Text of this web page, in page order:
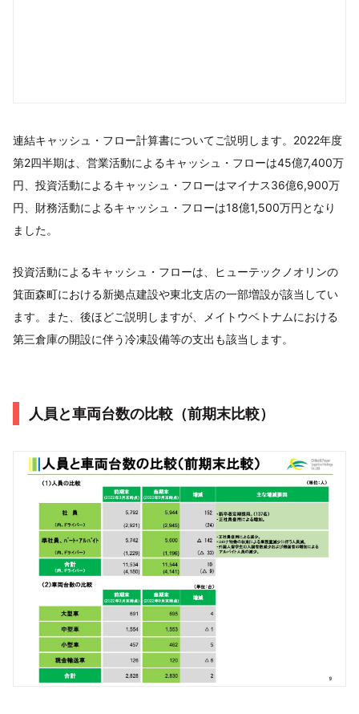
連結キャッシュ・フロー計算書についてご説明します。2022年度
第2四半期は、営業活動によるキャッシュ・フローは45億7,400万
円、投資活動によるキャッシュ・フローはマイナス36億6,900万
円、財務活動によるキャッシュ・フローは18億1,500万円となり
ました。
投資活動によるキャッシュ・フローは、ヒューテックノオリンの
箕面森町における新拠点建設や東北支店の一部増設が該当してい
ます。また、後ほどご説明しますが、メイトウベトナムにおける
第三倉庫の開設に伴う冷凍設備等の支出も該当します。
人員と車両台数の比較（前期末比較）